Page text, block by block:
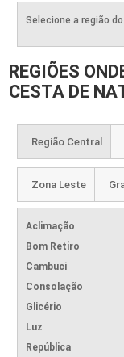
Selecione a região do
REGIÕES
CESTA DE
Região Central
Zona Leste
Aclimação
Bom Retiro
Cambuci
Consolação
Glicério
Luz
República